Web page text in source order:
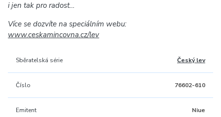
i jen tak pro radost…
Více se dozvíte na speciálním webu:
www.ceskamincovna.cz/lev
Sběratelská série Český lev
Číslo 76602-610
Emitent Niue